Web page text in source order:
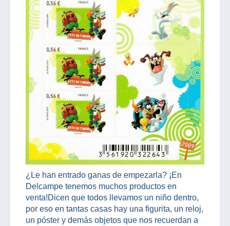
¿Le han entrado ganas de empezarla? ¡En
Delcampe tenemos muchos productos en
venta!Dicen que todos llevamos un niño dentro,
por eso en tantas casas hay una figurita, un reloj,
un póster y demás objetos que nos recuerdan a